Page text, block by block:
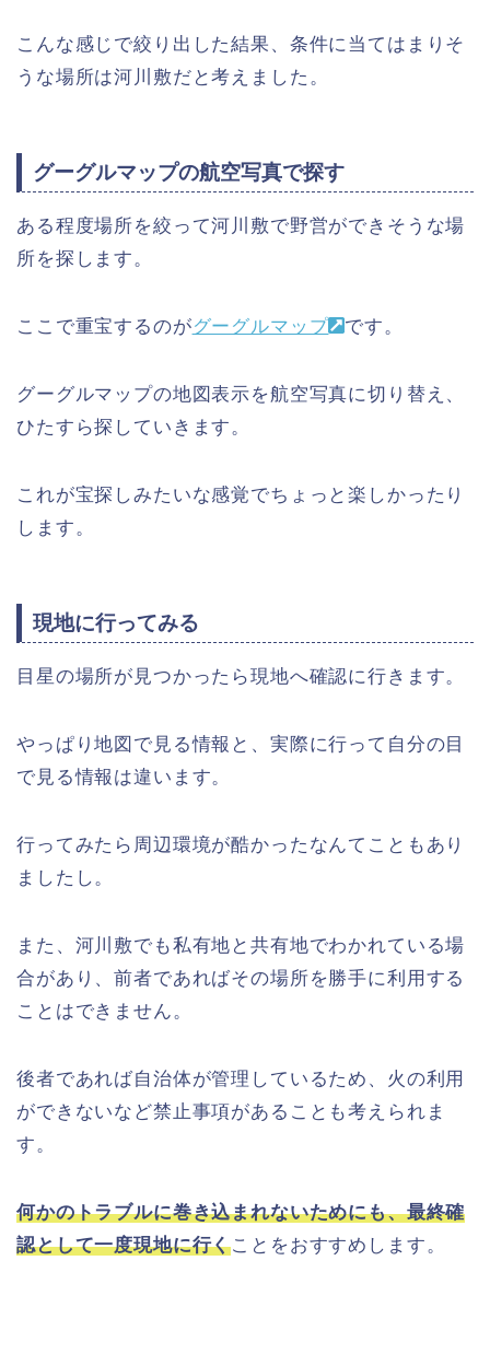
こんな感じで絞り出した結果、条件に当てはまりそ
うな場所は河川敷だと考えました。
グーグルマップの航空写真で探す
ある程度場所を絞って河川敷で野営ができそうな場
所を探します。
ここで重宝するのがグーグルマップ です。
グーグルマップの地図表示を航空写真に切り替え、
ひたすら探していきます。
これが宝探しみたいな感覚でちょっと楽しかったり
します。
現地に行ってみる
目星の場所が見つかったら現地へ確認に行きます。
やっぱり地図で見る情報と、実際に行って自分の目
で見る情報は違います。
行ってみたら周辺環境が酷かったなんてこともあり
ましたし。
また、河川敷でも私有地と共有地でわかれている場
合があり、前者であればその場所を勝手に利用する
ことはできません。
後者であれば自治体が管理しているため、火の利用
ができないなど禁止事項があることも考えられま
す。
何かのトラブルに巻き込まれないためにも、最終確
認として一度現地に行くことをおすすめします。